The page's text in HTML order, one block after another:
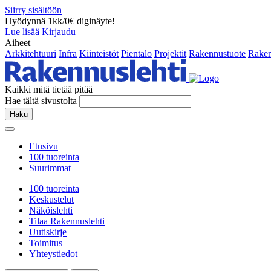
Siirry sisältöön
Hyödynnä 1kk/0€ diginäyte!
Lue lisää Kirjaudu
Aiheet
Arkkitehtuuri Infra Kiinteistöt Pientalo Projektit Rakennustuote
Kaikki mitä tietää pitää
Hae tältä sivustolta
Haku
Etusivu
100 tuoreinta
Suurimmat
100 tuoreinta
Keskustelut
Näköislehti
Tilaa Rakennuslehti
Uutiskirje
Toimitus
Yhteystiedot